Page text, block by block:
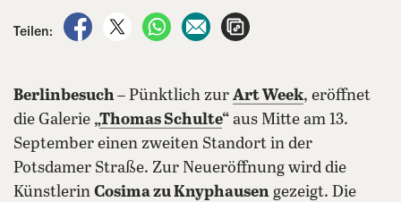
Teilen:
auf Facebook teilen
auf X teilenper WhatsApp teilen
per E-Mail teilen
Berlinbesuch– Pünktlich zur Art Week, eröffnet
die Galerie „Thomas Schulte“ aus Mitte am 13.
September einen zweiten Standort in der
Potsdamer Straße. Zur Neueröffnung wird die
Künstlerin Cosima zu Knyphausen gezeigt. Die